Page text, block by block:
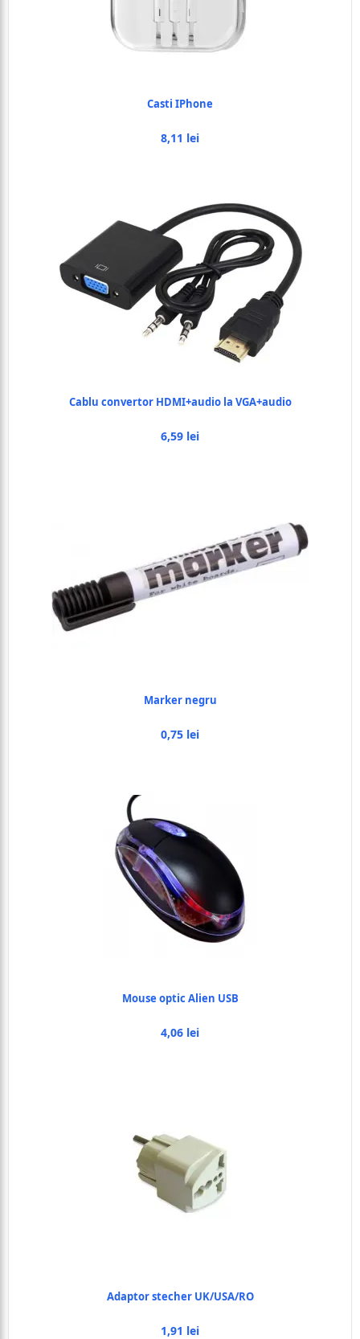
Casti IPhone
8,11 lei
Cablu convertor HDMI+audio la VGA+audio
6,59 lei
Marker negru
0,75 lei
Mouse optic Alien USB
4,06 lei
Adaptor stecher UK/USA/RO
1,91 lei